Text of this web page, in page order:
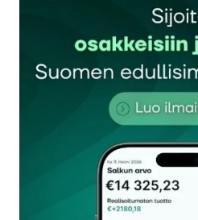
Sähköpostiosoitettasi ei
kentät on merkitty*
Kommentti*